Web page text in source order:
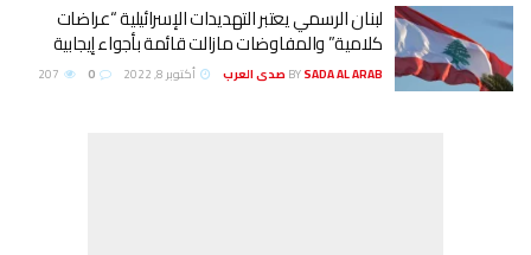
لبنان الرسمي يعتبر التهديدات الإسرائيلية “عراضات
كلامية” والمفاوضات مازالت قائمة بأجواء إيجابية
BYSADA AL ARAB صدى العرب أكتوبر 8, 2022